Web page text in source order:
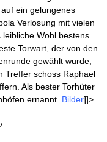
ein gelungenes
Verlosung mit vielen
Wohl bestens
Torwart, der von den
gewählt wurde,
Treffer schoss Raphael
Als bester Torhüter
ernannt. Bilder]]>